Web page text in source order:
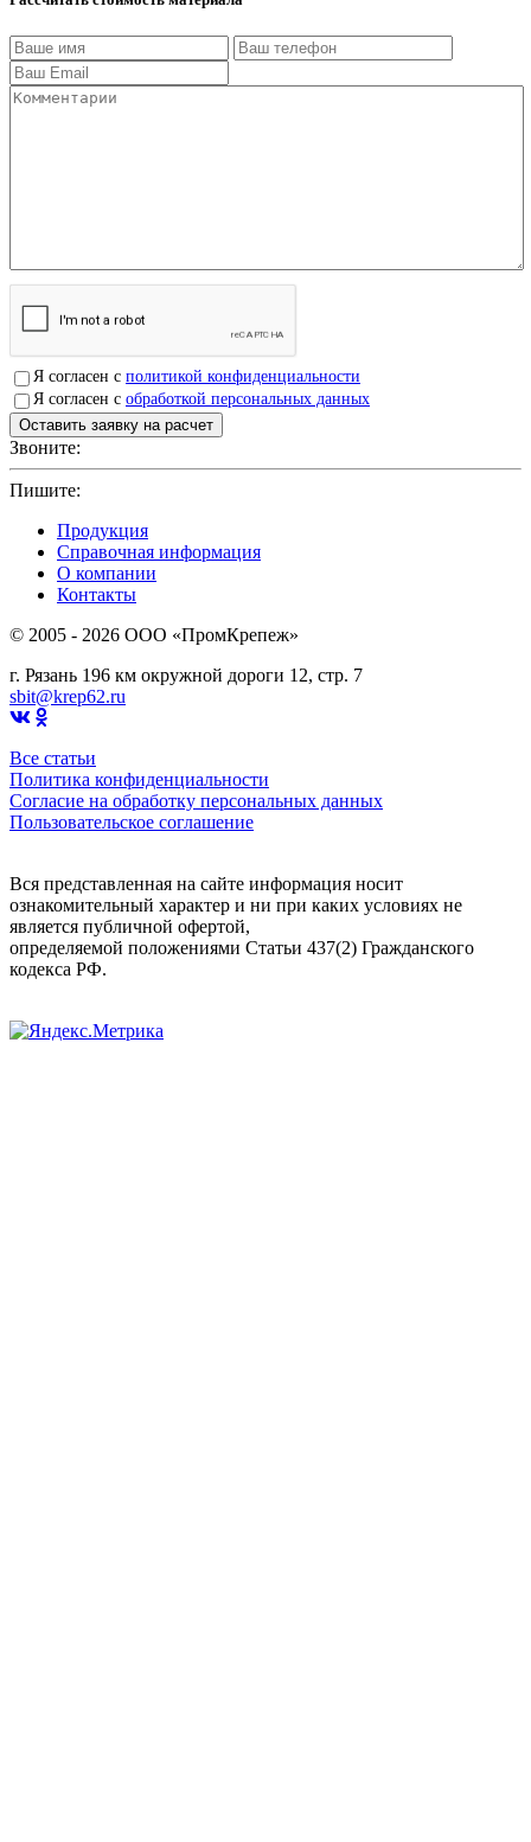
Я согласен с политикой конфиденциальности
Я согласен с обработкой персональных данных
Звоните:
Пишите:
Продукция
Справочная информация
О компании
Контакты
© 2005 - 2026 OOO «ПромКрепеж»
г. Рязань 196 км окружной дороги 12, стр. 7
sbit@krep62.ru
Все статьи
Политика конфиденциальности
Согласие на обработку персональных данных
Пользовательское соглашение
Вся представленная на сайте информация носит
ознакомительный характер и ни при каких условиях не
является публичной офертой,
определяемой положениями Статьи 437(2) Гражданского
кодекса РФ.